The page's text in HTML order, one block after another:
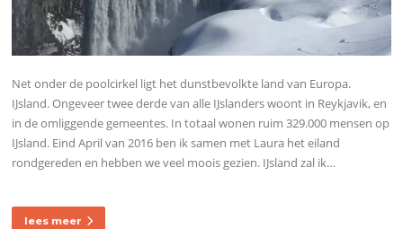
Net onder de poolcirkel ligt het dunstbevolkte land van Europa.
IJsland. Ongeveer twee derde van alle IJslanders woont in Reykjavik, en
in de omliggende gemeentes. In totaal wonen ruim 329.000 mensen op
IJsland. Eind April van 2016 ben ik samen met Laura het eiland
rondgereden en hebben we veel moois gezien. IJsland zal ik…
lees meer